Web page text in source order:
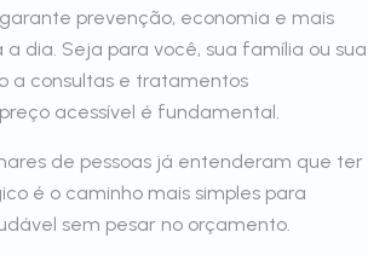
prevenção, economia e mais
dia. Seja para você, sua família ou sua
a consultas e tratamentos
acessível é fundamental.
de pessoas já entenderam que ter
é o caminho mais simples para
sem pesar no orçamento.